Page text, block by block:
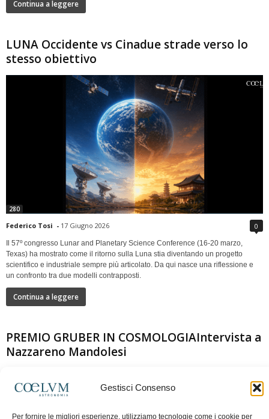
Gestisci Consenso
Per fornire le migliori esperienze, utilizziamo tecnologie come i cookie per
Continua a leggere
LUNA Occidente vs Cinadue strade verso lo
stesso obiettivo
280
Federico Tosi - 17 Giugno 2026 0
Il 57º congresso Lunar and Planetary Science Conference (16-20 marzo,
Texas) ha mostrato come il ritorno sulla Luna stia diventando un progetto
scientifico e industriale sempre più articolato. Da qui nasce una riflessione e
un confronto tra due modelli contrapposti.
Continua a leggere
PREMIO GRUBER IN COSMOLOGIAIntervista a
Nazzareno Mandolesi